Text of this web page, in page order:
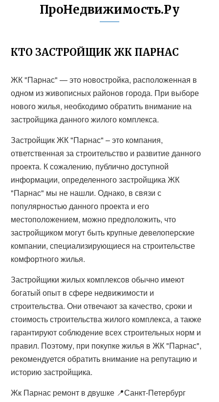
ПроНедвижимость.Ру
КТО ЗАСТРОЙЩИК ЖК ПАРНАС
ЖК "Парнас" — это новостройка, расположенная в
одном из живописных районов города. При выборе
нового жилья, необходимо обратить внимание на
застройщика данного жилого комплекса.
Застройщик ЖК "Парнас" – это компания,
ответственная за строительство и развитие данного
проекта. К сожалению, публично доступной
информации, определенного застройщика ЖК
"Парнас" мы не нашли. Однако, в связи с
популярностью данного проекта и его
местоположением, можно предположить, что
застройщиком могут быть крупные девелоперские
компании, специализирующиеся на строительстве
комфортного жилья.
Застройщики жилых комплексов обычно имеют
богатый опыт в сфере недвижимости и
строительства. Они отвечают за качество, сроки и
стоимость строительства жилого комплекса, а также
гарантируют соблюдение всех строительных норм и
правил. Поэтому, при покупке жилья в ЖК "Парнас",
рекомендуется обратить внимание на репутацию и
историю застройщика.
Жк Парнас ремонт в двушке 📍Санкт-Петербург